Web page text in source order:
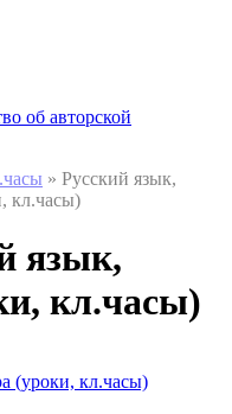
об авторской
» Русский язык,
кл.часы)
язык,
кл.часы)
(уроки, кл.часы)